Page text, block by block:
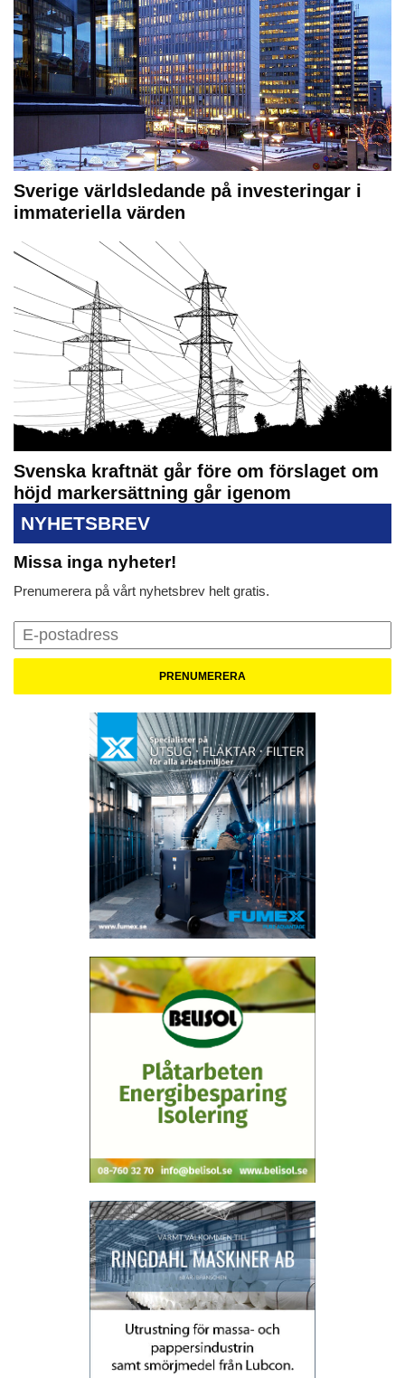
Sverige världsledande på investeringar i
immateriella värden
Svenska kraftnät går före om förslaget om
höjd markersättning går igenom
NYHETSBREV
Missa inga nyheter!
Prenumerera på vårt nyhetsbrev helt gratis.